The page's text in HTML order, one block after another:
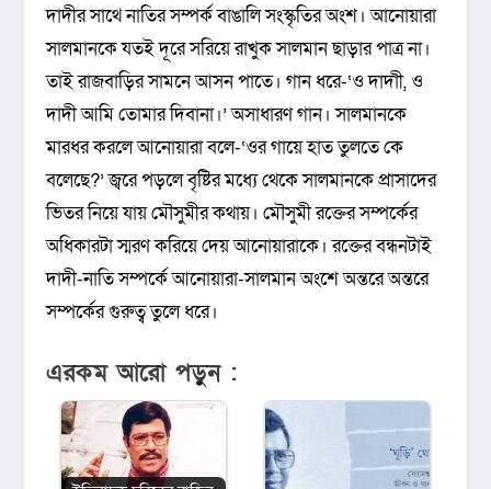
দাদীর সাথে নাতির সম্পর্ক বাঙালি সংস্কৃতির অংশ। অানোয়ারা
সালমানকে যতই দূরে সরিয়ে রাখুক সালমান ছাড়ার পাত্র না।
তাই রাজবাড়ির সামনে আসন পাতে। গান ধরে-‘ও দাদাী, ও
দাদী আমি তোমার দিবানা।’ অসাধারণ গান। সালমানকে
মারধর করলে আনোয়ারা বলে-‘ওর গায়ে হাত তুলতে কে
বলেছে?’ জ্বরে পড়লে বৃষ্টির মধ্যে থেকে সালমানকে প্রাসাদের
ভিতর নিয়ে যায় মৌসুমীর কথায়। মৌসুমী রক্তের সম্পর্কের
অধিকারটা স্মরণ করিয়ে দেয় আনোয়ারাকে। রক্তের বন্ধনটাই
দাদী-নাতি সম্পর্কে আনোয়ারা-সালমান অংশে অন্তরে অন্তরে
সম্পর্কের গুরুত্ব তুলে ধরে।
এরকম আরো পড়ুন :